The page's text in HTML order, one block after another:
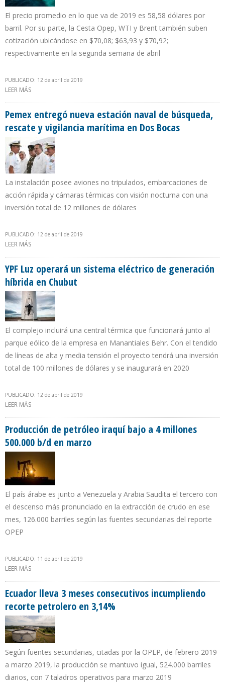
El precio promedio en lo que va de 2019 es 58,58 dólares por
barril. Por su parte, la Cesta Opep, WTI y Brent también suben
cotización ubicándose en $70,08; $63,93 y $70,92;
respectivamente en la segunda semana de abril
PUBLICADO: 12 de abril de 2019
LEER MÁS
Pemex entregó nueva estación naval de búsqueda,
rescate y vigilancia marítima en Dos Bocas
La instalación posee aviones no tripulados, embarcaciones de
acción rápida y cámaras térmicas con visión nocturna con una
inversión total de 12 millones de dólares
PUBLICADO: 12 de abril de 2019
LEER MÁS
YPF Luz operará un sistema eléctrico de generación
híbrida en Chubut
El complejo incluirá una central térmica que funcionará junto al
parque eólico de la empresa en Manantiales Behr. Con el tendido
de líneas de alta y media tensión el proyecto tendrá una inversión
total de 100 millones de dólares y se inaugurará en 2020
PUBLICADO: 12 de abril de 2019
LEER MÁS
Producción de petróleo iraquí bajo a 4 millones
500.000 b/d en marzo
El país árabe es junto a Venezuela y Arabia Saudita el tercero con
el descenso más pronunciado en la extracción de crudo en ese
mes, 126.000 barriles según las fuentes secundarias del reporte
OPEP
PUBLICADO: 11 de abril de 2019
LEER MÁS
Ecuador lleva 3 meses consecutivos incumpliendo
recorte petrolero en 3,14%
Según fuentes secundarias, citadas por la OPEP, de febrero 2019
a marzo 2019, la producción se mantuvo igual, 524.000 barriles
diarios, con 7 taladros operativos para marzo 2019